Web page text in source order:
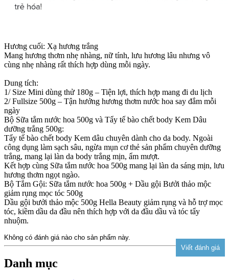
Hương cuối: Xạ hương trắng
Mang hương thơm nhẹ nhàng, nữ tính, lưu hương lâu nhưng vô
cùng nhẹ nhàng rất thích hợp dùng mỗi ngày.
Dung tích:
1/ Size Mini dùng thử 180g – Tiện lợi, thích hợp mang đi du lịch
2/ Fullsize 500g – Tận hưởng hương thơm nước hoa say đắm mỗi
ngày
Bộ Sữa tắm nước hoa 500g và Tẩy tế bào chết body Kem Dâu
dưỡng trắng 500g:
Tẩy tế bào chết body Kem dâu chuyên dành cho da body. Ngoài
công dụng làm sạch sâu, ngừa mụn cơ thẻ sản phẩm chuyên dưỡng
trắng, mang lại làn da body trắng mịn, ẩm mượt.
Kết hợp cùng Sữa tắm nước hoa 500g mang lại làn da sáng mịn, lưu
hương thơm ngọt ngào.
Bộ Tắm Gội: Sữa tắm nước hoa 500g + Dầu gội Bưởi thảo mộc
giảm rụng mọc tóc 500g
Dầu gội bưởi thảo mộc 500g Hella Beauty giảm rụng và hỗ trợ mọc
tóc, kiềm dầu da đầu nên thích hợp với da đầu dầu và tóc tẩy
nhuộm.
Không có đánh giá nào cho sản phẩm này.
Danh mục